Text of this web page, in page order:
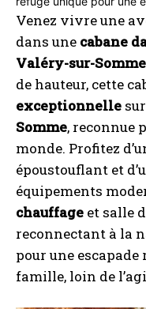
Venez vivre une
dans une cabane
Valéry-sur-Somme
de hauteur, cette
exceptionnelle
Somme, reconnue
monde. Profitez
époustouflant et
équipements
chauffage et salle
reconnectant à la
pour une
famille, loin de